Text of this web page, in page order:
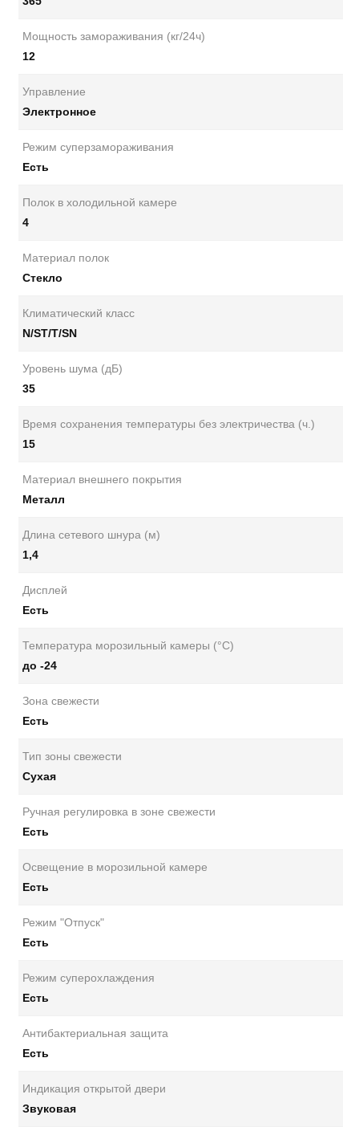
Мощность замораживания (кг/24ч)
12
Управление
Электронное
Режим суперзамораживания
Есть
Полок в холодильной камере
4
Материал полок
Стекло
Климатический класс
N/ST/T/SN
Уровень шума (дБ)
35
Время сохранения температуры без электричества (ч.)
15
Материал внешнего покрытия
Металл
Длина сетевого шнура (м)
1,4
Дисплей
Есть
Температура морозильный камеры (°C)
до -24
Зона свежести
Есть
Тип зоны свежести
Сухая
Ручная регулировка в зоне свежести
Есть
Освещение в морозильной камере
Есть
Режим "Отпуск"
Есть
Режим суперохлаждения
Есть
Антибактериальная защита
Есть
Индикация открытой двери
Звуковая